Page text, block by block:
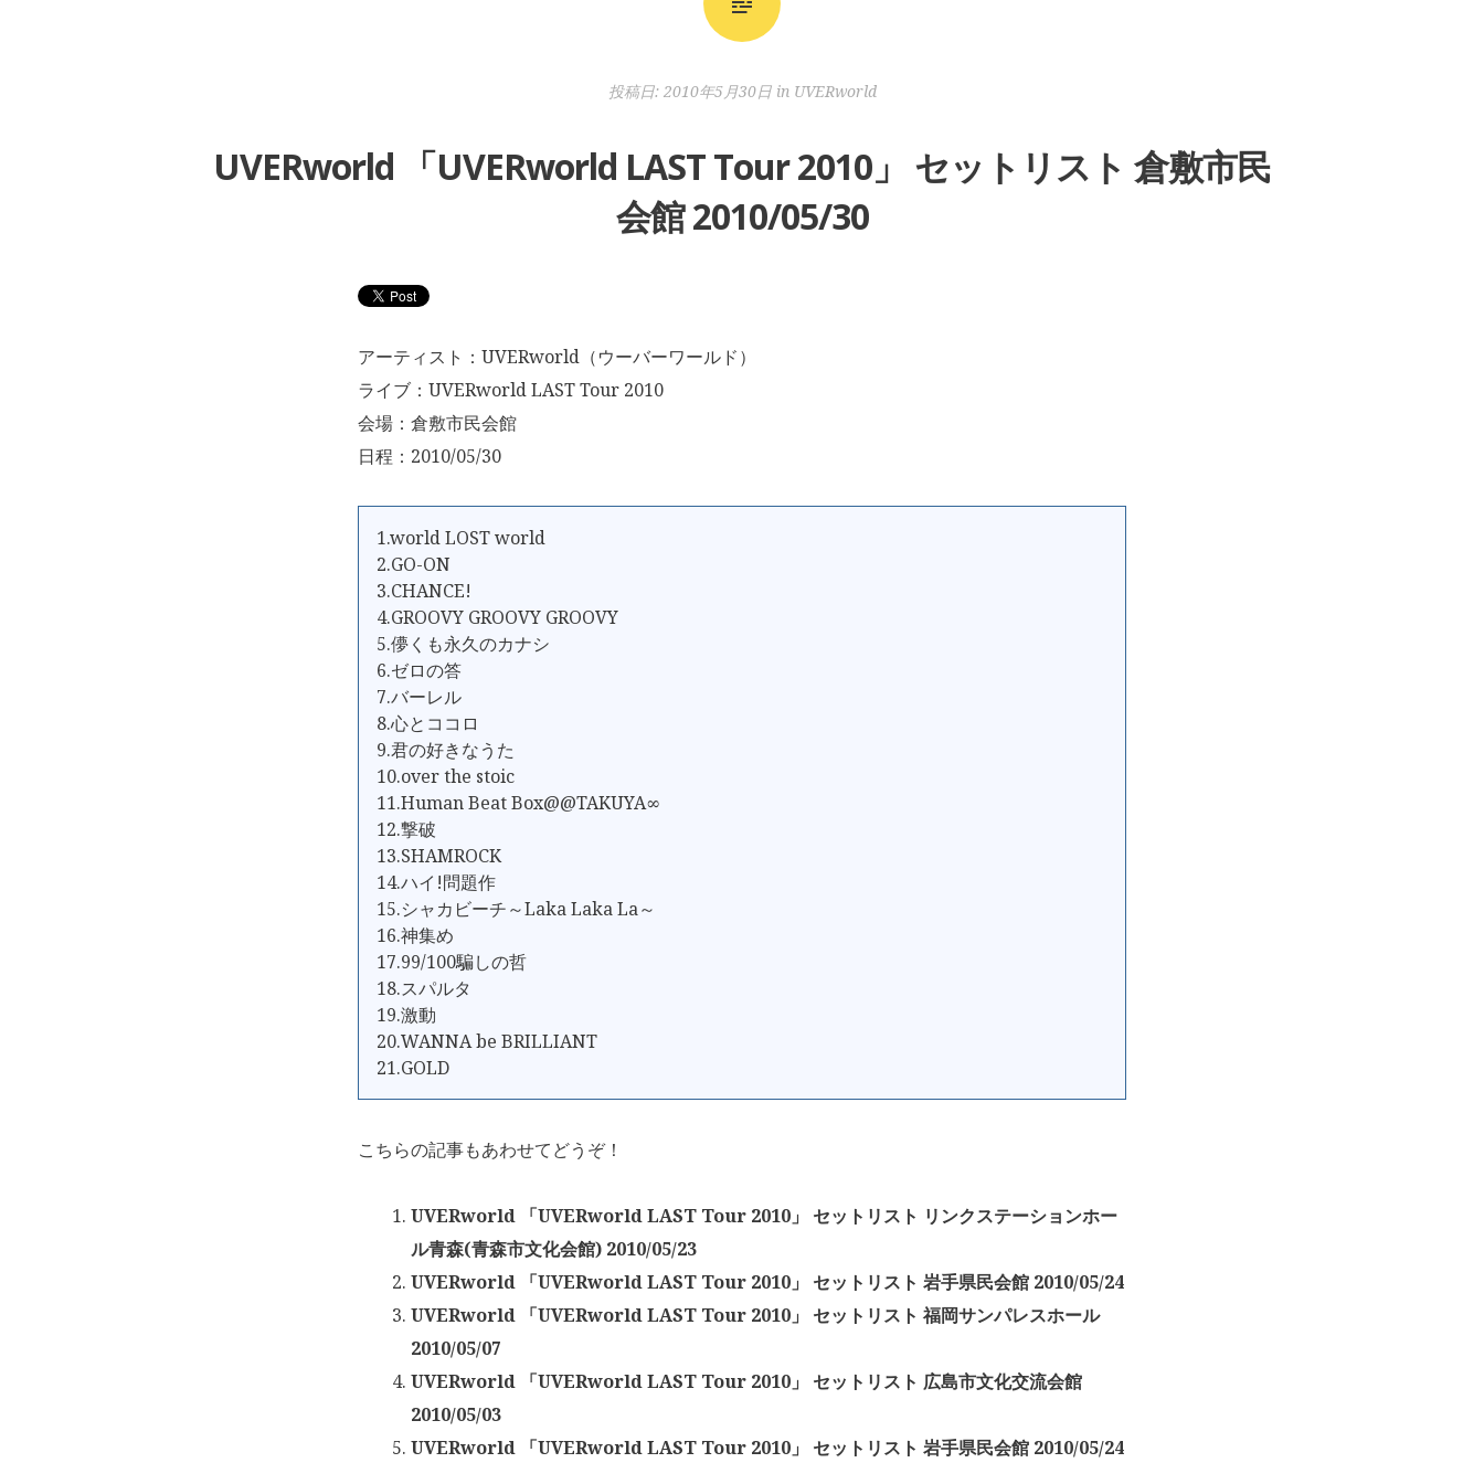
投稿日: 2010年5月30日in UVERworld
UVERworld 「UVERworld LAST Tour 2010」 セットリスト 倉敷市民
会館 2010/05/30
アーティスト：UVERworld（ウーバーワールド）
ライブ：UVERworld LAST Tour 2010
会場：倉敷市民会館
日程：2010/05/30
1.world LOST world
2.GO-ON
3.CHANCE!
4.GROOVY GROOVY GROOVY
5.儚くも永久のカナシ
6.ゼロの答
7.バーレル
8.心とココロ
9.君の好きなうた
10.over the stoic
11.Human Beat Box@@TAKUYA∞
12.撃破
13.SHAMROCK
14.ハイ!問題作
15.シャカビーチ～Laka Laka La～
16.神集め
17.99/100騙しの哲
18.スパルタ
19.激動
20.WANNA be BRILLIANT
21.GOLD
こちらの記事もあわせてどうぞ！
UVERworld 「UVERworld LAST Tour 2010」 セットリスト リンクステーションホー
ル青森(青森市文化会館) 2010/05/23
UVERworld 「UVERworld LAST Tour 2010」 セットリスト 岩手県民会館 2010/05/24
UVERworld 「UVERworld LAST Tour 2010」 セットリスト 福岡サンパレスホール
2010/05/07
UVERworld 「UVERworld LAST Tour 2010」 セットリスト 広島市文化交流会館
2010/05/03
UVERworld 「UVERworld LAST Tour 2010」 セットリスト 岩手県民会館 2010/05/24